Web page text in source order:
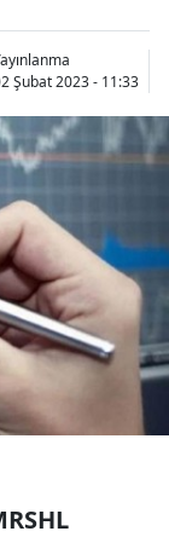
Şubat 2023 - 11:33